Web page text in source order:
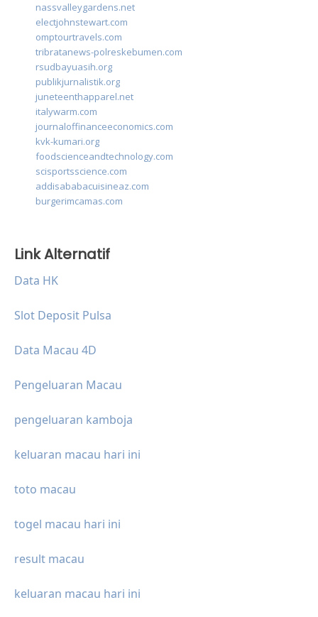
nassvalleygardens.net
electjohnstewart.com
omptourtravels.com
tribratanews-polreskebumen.com
rsudbayuasih.org
publikjurnalistik.org
juneteenthapparel.net
italywarm.com
journaloffinanceeconomics.com
kvk-kumari.org
foodscienceandtechnology.com
scisportsscience.com
addisababacuisineaz.com
burgerimcamas.com
Link Alternatif
Data HK
Slot Deposit Pulsa
Data Macau 4D
Pengeluaran Macau
pengeluaran kamboja
keluaran macau hari ini
toto macau
togel macau hari ini
result macau
keluaran macau hari ini